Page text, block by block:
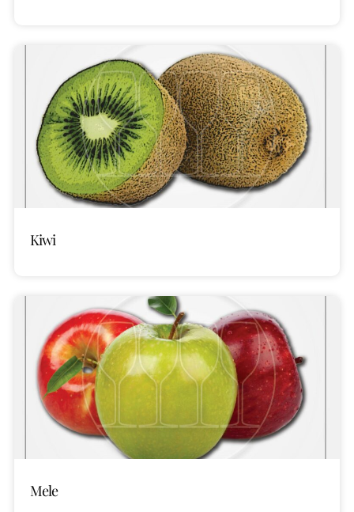
Kiwi
Mele